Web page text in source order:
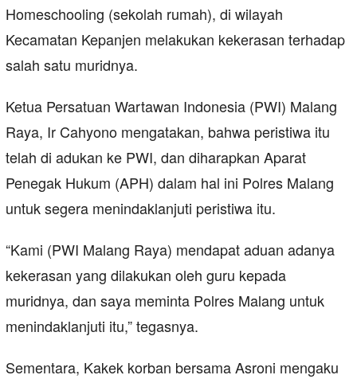
Homeschooling (sekolah rumah), di wilayah
Kecamatan Kepanjen melakukan kekerasan terhadap
salah satu muridnya.
Ketua Persatuan Wartawan Indonesia (PWI) Malang
Raya, Ir Cahyono mengatakan, bahwa peristiwa itu
telah di adukan ke PWI, dan diharapkan Aparat
Penegak Hukum (APH) dalam hal ini Polres Malang
untuk segera menindaklanjuti peristiwa itu.
“Kami (PWI Malang Raya) mendapat aduan adanya
kekerasan yang dilakukan oleh guru kepada
muridnya, dan saya meminta Polres Malang untuk
menindaklanjuti itu,” tegasnya.
Sementara, Kakek korban bersama Asroni mengaku